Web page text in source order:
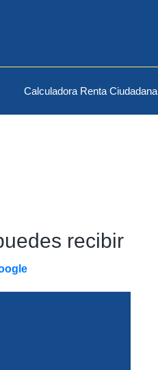
Calculadora Renta Ciudadana
recibir